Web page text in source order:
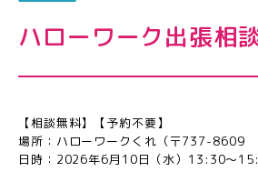
ハローワーク出張相
【相談無料】【予約不要】
場所：ハローワークくれ（〒737-8609
日時：2026年6月10日（水）13:30～